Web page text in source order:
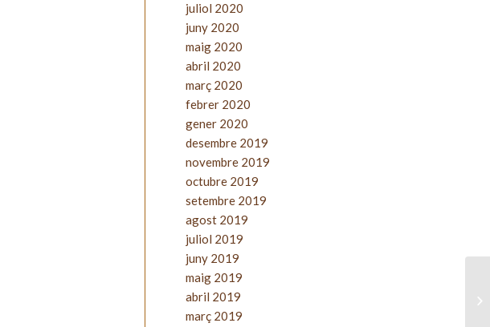
juliol 2020
juny 2020
maig 2020
abril 2020
març 2020
febrer 2020
gener 2020
desembre 2019
novembre 2019
octubre 2019
setembre 2019
agost 2019
juliol 2019
juny 2019
maig 2019
abril 2019
març 2019